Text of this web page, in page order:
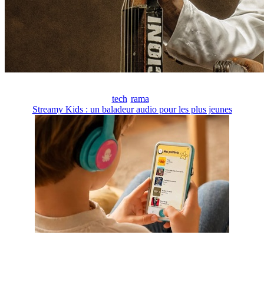
tech rama
Streamy Kids : un baladeur audio pour les plus jeunes